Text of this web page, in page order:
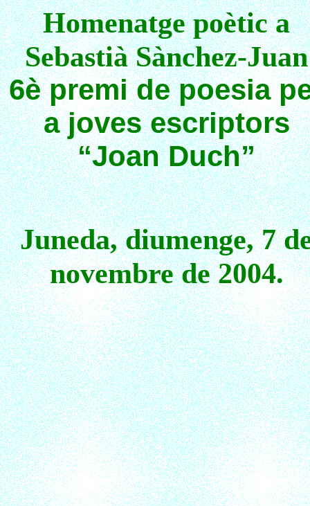
Homenatge poètic a
Sebastià Sànchez-Juan
6è premi de poesia
a joves escriptors
“Joan Duch”
Juneda, diumenge, 7
novembre de 2004.